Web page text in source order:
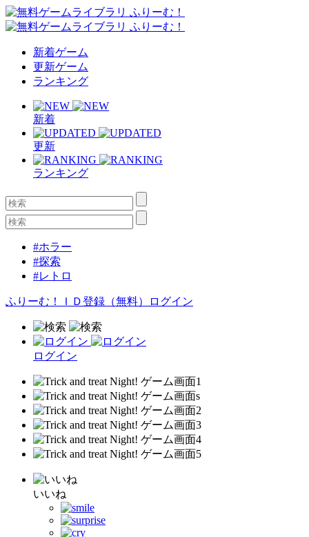
新着ゲーム
更新ゲーム
ランキング
新着
更新
ランキング
#ホラー
#探索
#レトロ
ふりーむ！ＩＤ登録（無料） ログイン
ログイン
いいね